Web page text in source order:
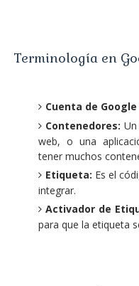
Terminología en
Cuenta de
Contenedores:
web, o una
tener muchos
Etiqueta: Es el
integrar.
Activador de
para que la etiqueta